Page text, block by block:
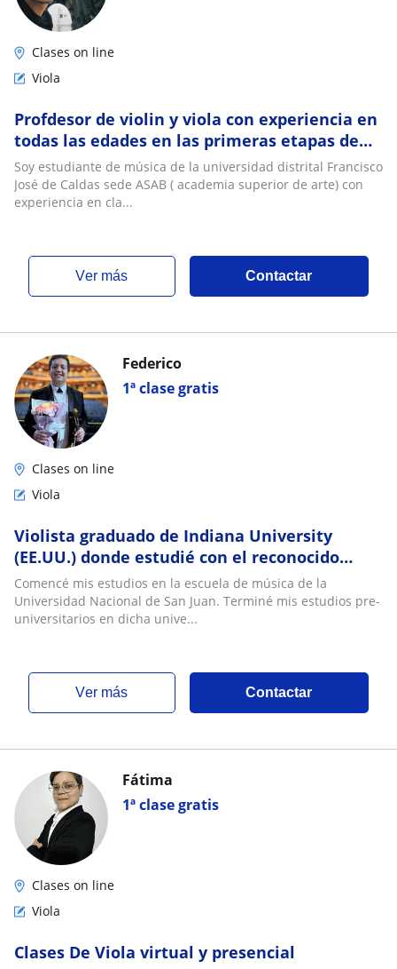
Clases on line
Viola
Profdesor de violin y viola con experiencia en
todas las edades en las primeras etapas de
formacion inicial y media
Soy estudiante de música de la universidad distrital Francisco
José de Caldas sede ASAB ( academia superior de arte) con
experiencia en cla...
ver más Contactar
1ª clase gratis
Federico
Clases on line
Viola
Violista graduado de Indiana University
(EE.UU.) donde estudié con el reconocido
maestro Atar Arad, y actualmente estoy
terminando
Comencé mis estudios en la escuela de música de la
Universidad Nacional de San Juan. Terminé mis estudios pre-
universitarios en dicha unive...
ver más Contactar
1ª clase gratis
Fátima
Clases on line
Viola
Clases De Viola virtual y presencial